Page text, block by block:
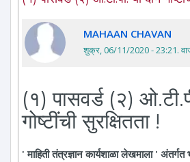
MAHAAN CHAVAN
शुक्र, 06/11/2020 - 23:21.
(१) पासवर्ड (२)
गोष्टींची सुरक्षितता !
' माहिती तंत्रज्ञान कार्यशाळा लेखमाला '